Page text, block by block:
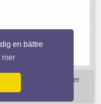
en bättre
mer
Alla rättigheter